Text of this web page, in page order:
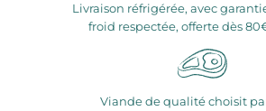
Livraison réfrigérée, avec
froid respectée, offerte dès
Viande de qualité choisit